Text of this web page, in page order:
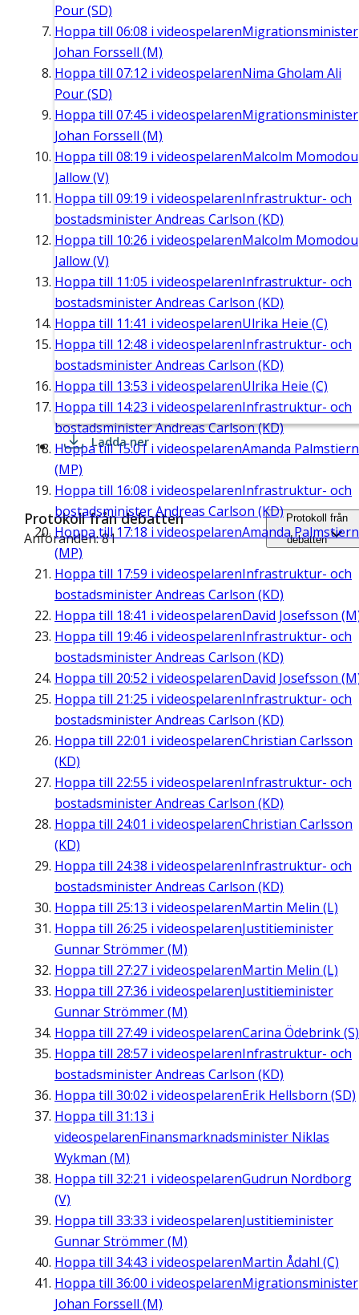
Pour (SD)
Hoppa till 06:08 i videospelarenMigrationsminister
Johan Forssell (M)
Hoppa till 07:12 i videospelarenNima Gholam Ali
Pour (SD)
Hoppa till 07:45 i videospelarenMigrationsminister
Johan Forssell (M)
Hoppa till 08:19 i videospelarenMalcolm Momodou
Jallow (V)
Hoppa till 09:19 i videospelarenInfrastruktur- och
bostadsminister Andreas Carlson (KD)
Hoppa till 10:26 i videospelarenMalcolm Momodou
Jallow (V)
Hoppa till 11:05 i videospelarenInfrastruktur- och
bostadsminister Andreas Carlson (KD)
Hoppa till 11:41 i videospelarenUlrika Heie (C)
Hoppa till 12:48 i videospelarenInfrastruktur- och
bostadsminister Andreas Carlson (KD)
Hoppa till 13:53 i videospelarenUlrika Heie (C)
Hoppa till 14:23 i videospelarenInfrastruktur- och
bostadsminister Andreas Carlson (KD)
Hoppa till15:01 i videospelarenAmanda
(MP)
Hoppa till 16:08 i videospelarenInfrastruktur- och
bostadsminister Andreas Carlson (KD)
Hoppa till 17:18 i videospelarenAmanda
(MP)
Hoppa till 17:59 i videospelarenInfrastruktur- och
bostadsminister Andreas Carlson (KD)
Hoppa till 18:41 i videospelarenDavid Josefsson
Hoppa till 19:46 i videospelarenInfrastruktur- och
bostadsminister Andreas Carlson (KD)
Hoppa till 20:52 i videospelarenDavid Josefsson
Hoppa till 21:25 i videospelarenInfrastruktur- och
bostadsminister Andreas Carlson (KD)
Hoppa till 22:01 i videospelarenChristian Carlsson
(KD)
Hoppa till 22:55 i videospelarenInfrastruktur- och
bostadsminister Andreas Carlson (KD)
Hoppa till 24:01 i videospelarenChristian Carlsson
(KD)
Hoppa till 24:38 i videospelarenInfrastruktur- och
bostadsminister Andreas Carlson (KD)
Hoppa till 25:13 i videospelarenMartin Melin (L)
Hoppa till 26:25 i videospelarenJustitieminister
Gunnar Strömmer (M)
Hoppa till 27:27 i videospelarenMartin Melin (L)
Hoppa till 27:36 i videospelarenJustitieminister
Gunnar Strömmer (M)
Hoppa till 27:49 i videospelarenCarina Ödebrink (S)
Hoppa till 28:57 i videospelarenInfrastruktur- och
bostadsminister Andreas Carlson (KD)
Hoppa till 30:02 i videospelarenErik Hellsborn (SD)
Hoppa till 31:13 i
videospelarenFinansmarknadsminister Niklas
Wykman (M)
Hoppa till 32:21 i videospelarenGudrun Nordborg
(V)
Hoppa till 33:33 i videospelarenJustitieminister
Gunnar Strömmer (M)
Hoppa till 34:43 i videospelarenMartin Ådahl (C)
Hoppa till 36:00 i videospelarenMigrationsminister
Johan Forssell (M)
Ladda ner
Protokoll från debatten
Anföranden: 81
Protokoll från
debatten